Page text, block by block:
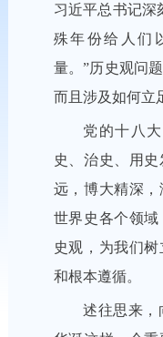
习近平总书记深
殊年份给人们
量。”历史观问
而且涉及如何立
党的十八
史、治史、用
远，博大精深，
世界史各个领
史观，为我们
和根本遵循。
述往思来，